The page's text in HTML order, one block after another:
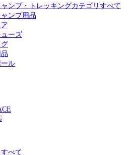
ンプ・トレッキングカテゴリすべて
ンプ用品
ューズ
ール
べて